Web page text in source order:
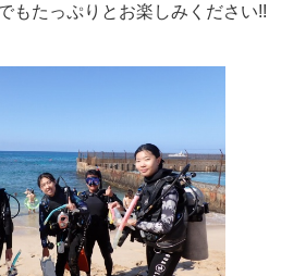
もたっぷりとお楽しみください!!